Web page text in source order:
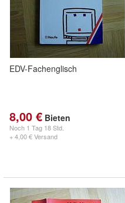
EDV-Fachenglisch
8,00 € Bieten
Noch 1 Tag 18 Std.
+ 4,00 € Versand